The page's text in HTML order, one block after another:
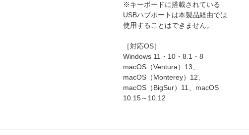
※キーボードに搭載されている
USBハブポートは本製品経由では
使用することはできません。
［対応OS］
Windows 11・10・8.1・8
macOS（Ventura）13、
macOS（Monterey）12、
macOS（BigSur）11、macOS
10.15～10.12